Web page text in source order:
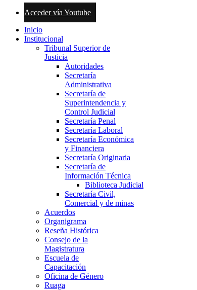
Acceder vía Youtube
Inicio
Institucional
Tribunal Superior de
Justicia
Autoridades
Secretaría
Administrativa
Secretaría de
Superintendencia y
Control Judicial
Secretaría Penal
Secretaría Laboral
Secretaría Económica
y Financiera
Secretaría Originaria
Secretaría de
Información Técnica
Biblioteca Judicial
Secretaría Civil,
Comercial y de minas
Acuerdos
Organigrama
Reseña Histórica
Consejo de la
Magistratura
Escuela de
Capacitación
Oficina de Género
Ruaga